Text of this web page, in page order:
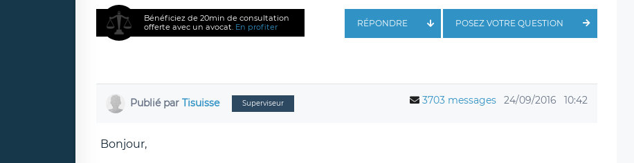
Bénéficiez de 20min de consultation
offerte avec un avocat. En profiter POSEZ VOTRE QUESTION
RÉPONDRE
Publié par Tisuisse Superviseur 3703 messages 24/09/2016 10:42
Bonjour,